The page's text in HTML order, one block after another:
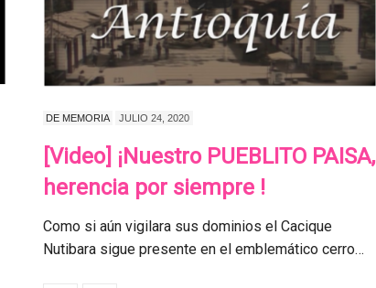
DE MEMORIA JULIO 24, 2020
[Video] ¡Nuestro PUEBLITO PAISA,
herencia por siempre !
Como si aún vigilara sus dominios el Cacique
Nutibara sigue presente en el emblemático cerro…